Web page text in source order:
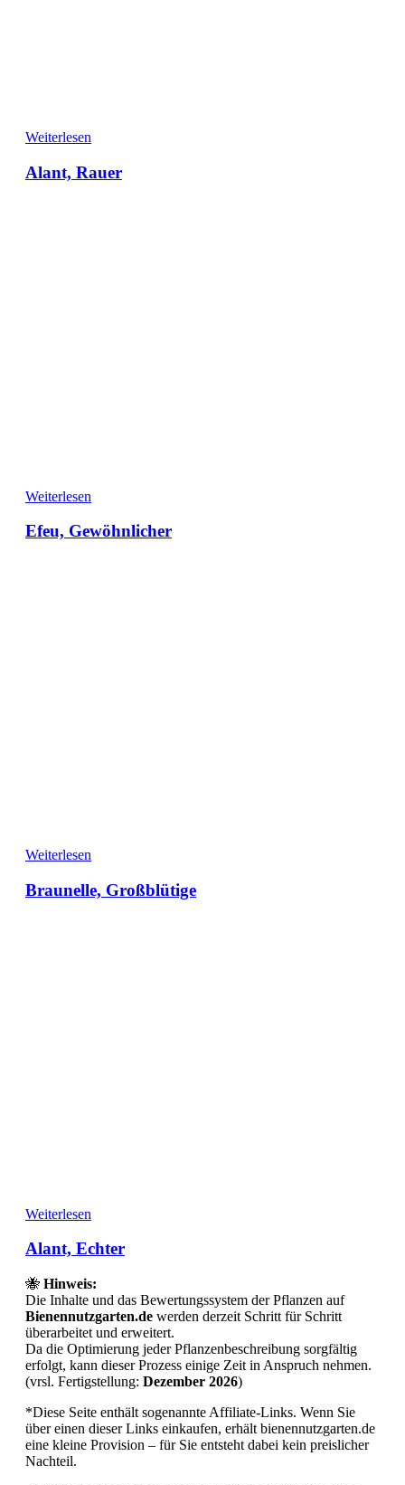
Weiterlesen
Alant, Rauer
Weiterlesen
Efeu, Gewöhnlicher
Weiterlesen
Braunelle, Großblütige
Weiterlesen
Alant, Echter
🐝 Hinweis:
Die Inhalte und das Bewertungssystem der Pflanzen auf
Bienennutzgarten.de werden derzeit Schritt für Schritt
überarbeitet und erweitert.
Da die Optimierung jeder Pflanzenbeschreibung sorgfältig
erfolgt, kann dieser Prozess einige Zeit in Anspruch nehmen.
(vrsl. Fertigstellung: Dezember 2026)
*Diese Seite enthält sogenannte Affiliate-Links. Wenn Sie
über einen dieser Links einkaufen, erhält bienennutzgarten.de
eine kleine Provision – für Sie entsteht dabei kein preislicher
Nachteil.